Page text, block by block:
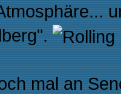
mal an